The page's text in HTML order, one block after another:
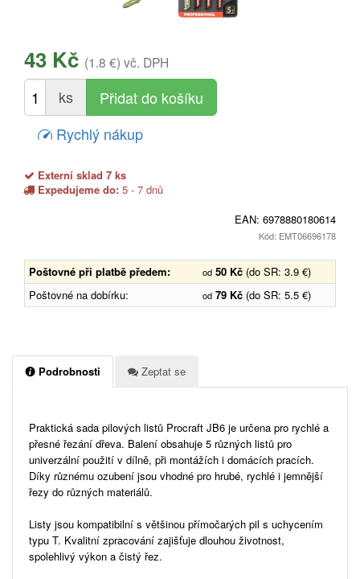
43 Kč (1.8 €) vč. DPH
ks
Rychlý nákup
Externí sklad 7 ks
Expedujeme do: 5 - 7 dnů
EAN: 6978880180614
Kód: EMT06696178
Poštovné při platbě předem: od 50 Kč (do SR: 3.9 €)
Poštovné na dobírku:
od 79 Kč (do SR: 5.5 €)
Podrobnosti Zeptat se
Praktická sada pilových listů Procraft JB6 je určena pro rychlé a
přesné řezání dřeva. Balení obsahuje 5 různých listů pro
univerzální použití v dílně, při montážích i domácích pracích.
Díky různému ozubení jsou vhodné pro hrubé, rychlé i jemnější
řezy do různých materiálů.
Listy jsou kompatibilní s většinou přímočarých pil s uchycením
typu T. Kvalitní zpracování zajišťuje dlouhou životnost,
spolehlivý výkon a čistý řez.